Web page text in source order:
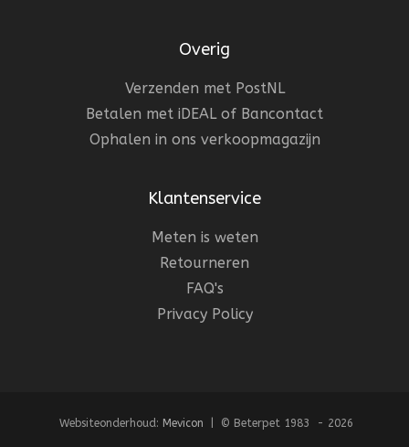
Overig
Verzenden met PostNL
Betalen met iDEAL of Bancontact
Ophalen in ons verkoopmagazijn
Klantenservice
Meten is weten
Retourneren
FAQ's
Privacy Policy
Websiteonderhoud: Mevicon | © Beterpet 1983 - 2026